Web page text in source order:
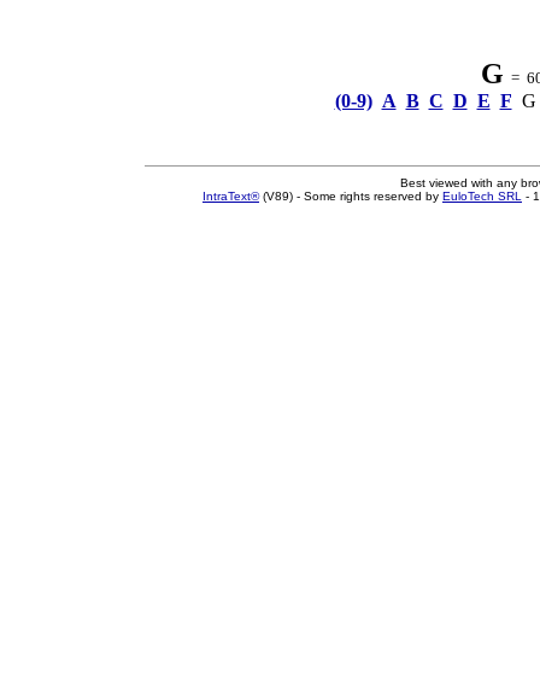
G =
(0-9) A B C D E F G
Best viewed with any
IntraText®(V89) - Some rights reserved by EuloTech SRL -